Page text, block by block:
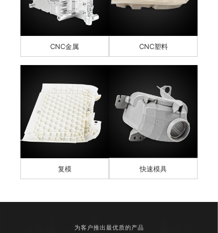
CNC金属 CNC塑料
复模 快速模具
为客户推出最优质的产品